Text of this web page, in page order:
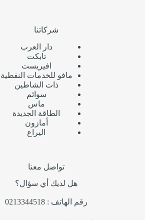
شركاتنا
دار العرب
تابكت
افيريست
مافو للخدمات النفطية
ذات الشاطين
سوائم
ماس
الطاقة الجديدة
أمازون
اليراع
تواصل معنا
هل لديك أي سؤال؟
رقم الهاتف : 0213344518